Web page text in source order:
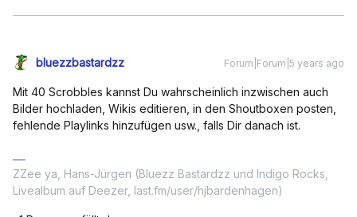
bluezzbastardzz Forum|Forum|5 years ago
Mit 40 Scrobbles kannst Du wahrscheinlich inzwischen auch
Bilder hochladen, Wikis editieren, in den Shoutboxen posten,
fehlende Playlinks hinzufügen usw., falls Dir danach ist.
ZZee ya, Hans-Jürgen (Bluezz Bastardzz und Indigo Rocks,
Livealbum auf Deezer, last.fm/user/hjbardenhagen)